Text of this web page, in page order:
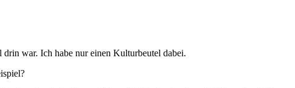
war. Ich habe nur einen Kulturbeutel dabei.